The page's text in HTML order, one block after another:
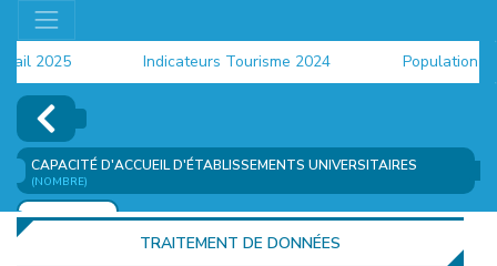
2025 Indicateurs Tourisme 2024 Population 2024
CAPACITÉ D'ACCUEIL D'ÉTABLISSEMENTS UNIVERSITAIRES
(NOMBRE)
AJOUTER
TRAITEMENT DE DONNÉES